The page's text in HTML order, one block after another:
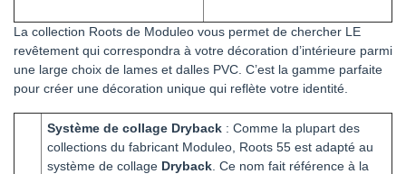
La collection Roots de Moduleo vous permet de chercher LE
revêtement qui correspondra à votre décoration d’intérieure parmi
une large choix de lames et dalles PVC. C’est la gamme parfaite
pour créer une décoration unique qui reflète votre identité.
Système de collage Dryback : Comme la plupart des
collections du fabricant Moduleo, Roots 55 est adapté au
système de collage Dryback . Ce nom fait référence à la